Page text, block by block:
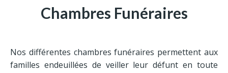
Lieux d'accueil
Chambres Funéraires
Salles de cérémonie
Chambres Funéraires
Nos différentes chambres funéraires permettent aux
familles endeuillées de veiller leur défunt en toute